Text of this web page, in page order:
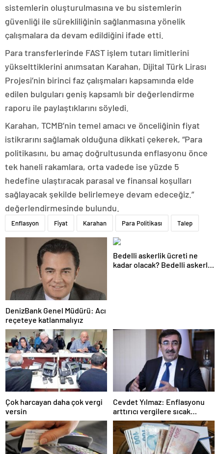
sistemlerin oluşturulmasına ve bu sistemlerin
güvenliği ile sürekliliğinin sağlanmasına yönelik
çalışmalara da devam edildiğini ifade etti.
Para transferlerinde FAST işlem tutarı limitlerini
yükselttiklerini anımsatan Karahan, Dijital Türk Lirası
Projesi’nin birinci faz çalışmaları kapsamında elde
edilen bulguları geniş kapsamlı bir değerlendirme
raporu ile paylaştıklarını söyledi.
Karahan, TCMB’nin temel amacı ve önceliğinin fiyat
istikrarını sağlamak olduğuna dikkati çekerek, “Para
politikasını, bu amaç doğrultusunda enflasyonu önce
tek haneli rakamlara, orta vadede ise yüzde 5
hedefine ulaştıracak parasal ve finansal koşulları
sağlayacak şekilde belirlemeye devam edeceğiz.”
değerlendirmesinde bulundu.
Enflasyon Fiyat Karahan Para Politikası Talep
DenizBank Genel Müdürü: Acı
reçeteye katlanmalıyız
Bedelli askerlik ücreti ne
kadar olacak? Bedelli askerlik
Çok harcayan daha çok vergi
versin
Cevdet Yılmaz: Enflasyonu
arttırıcı vergilere sıcak
bakmıyoruz ama…